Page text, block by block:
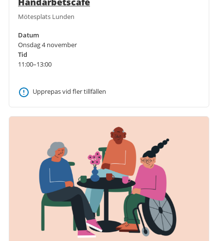
Mötesplats Lunden
Datum
Onsdag 4 november
Tid
11:00–13:00
Upprepas vid fler tillfällen